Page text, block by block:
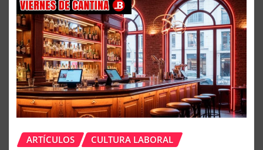
ARTÍCULOS CULTURA LABORAL